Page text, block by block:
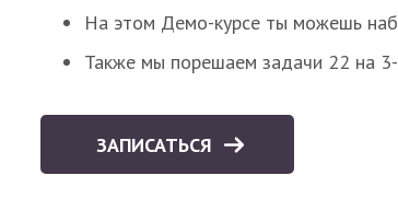
На этом Демо-курсе ты можешь
Также мы порешаем задачи 22 на
ЗАПИСАТЬСЯ